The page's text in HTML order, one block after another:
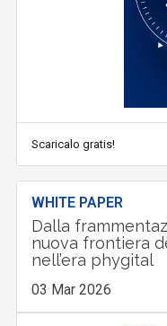
Scaricalo gratis!
WHITE PAPER
Dalla
nuova frontiera
nell’era phygital
03 Mar 2026